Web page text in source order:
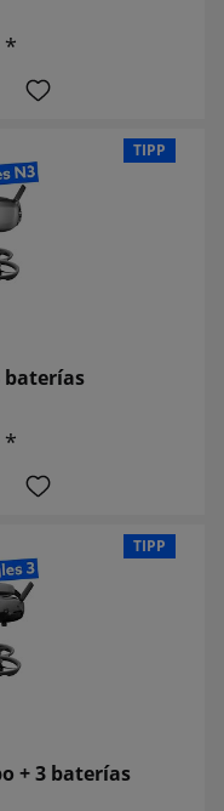
*
TIPP
baterías
*
TIPP
+ 3 baterías